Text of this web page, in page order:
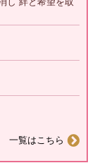
一覧はこちら